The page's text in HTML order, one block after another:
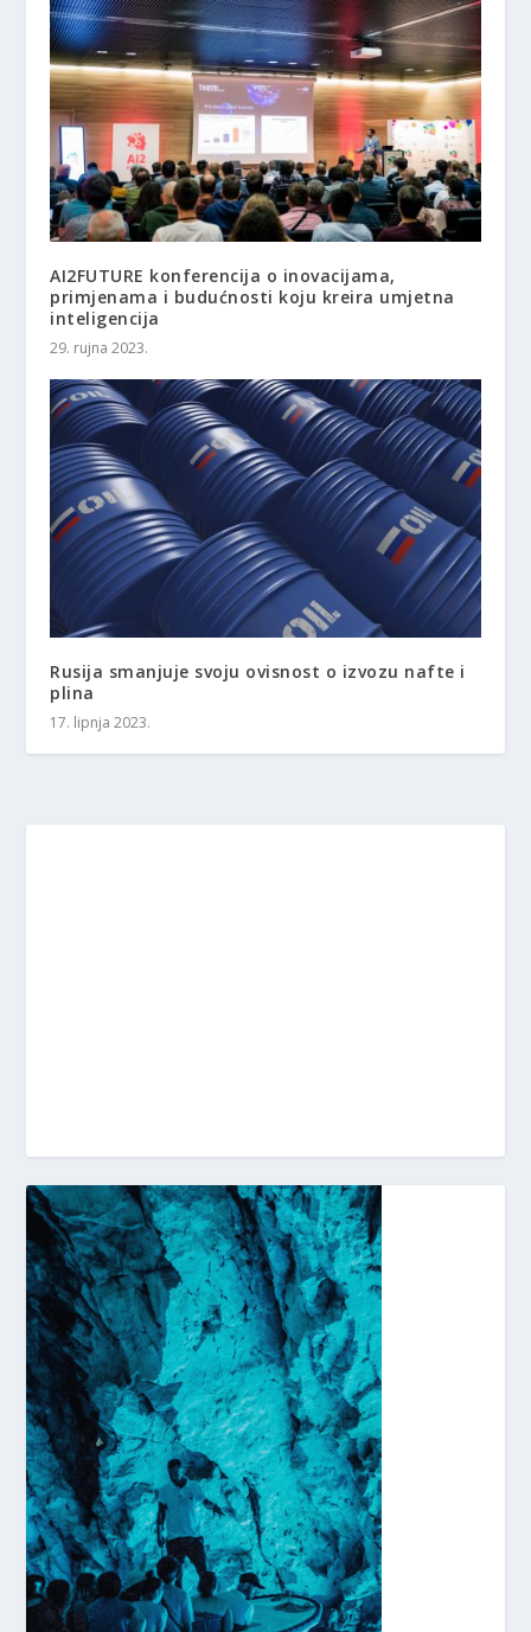
AI2FUTURE konferencija o inovacijama,
primjenama i budućnosti koju kreira umjetna
inteligencija
29. rujna 2023.
Rusija smanjuje svoju ovisnost o izvozu nafte i
plina
17. lipnja 2023.